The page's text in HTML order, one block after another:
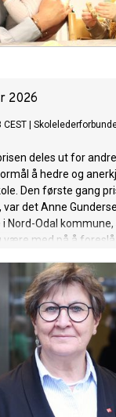
2026
deles ut for
å hedre og
Den første gang
var det Anne
Nord-Odal
være med på å